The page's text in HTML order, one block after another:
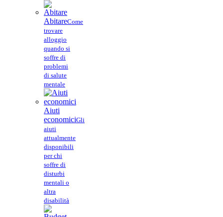
AbitareCome
trovare
alloggio
quando si
soffre di
problemi
di salute
mentale
Aiuti
economiciGli
aiuti
attualmente
disponibili
per chi
soffre di
disturbi
mentali o
altra
disabilità